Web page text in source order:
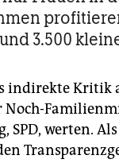
3.500
indirekte Kritik
Noch-
SPD, werten.